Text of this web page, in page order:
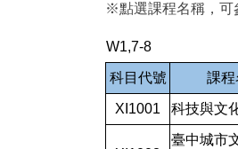
※點選課程名稱，可
W1,7-8
科目代號 課
XI1001 科技與文
臺中城市